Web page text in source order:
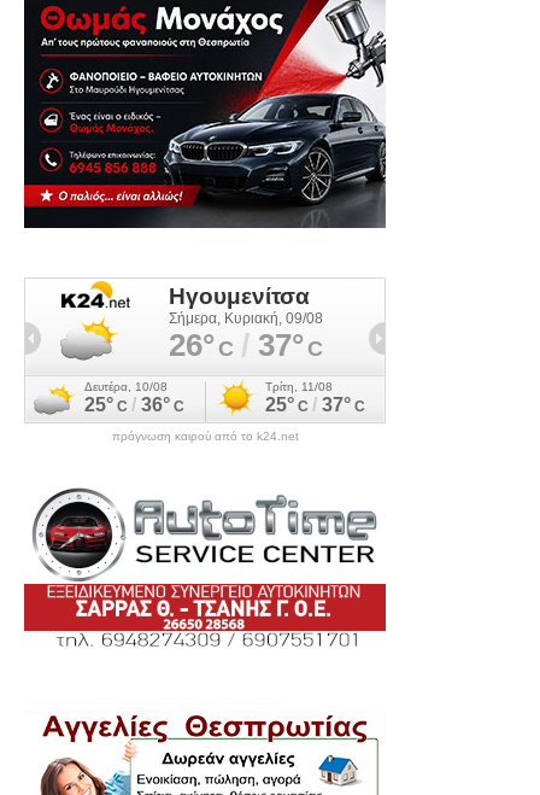
πρόγνωση καιρού από το k24.net